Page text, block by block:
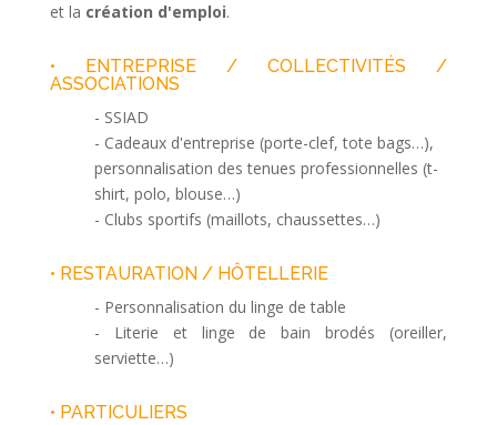
et la création d'emploi.
• ENTREPRISE / COLLECTIVITÉS /
ASSOCIATIONS
- SSIAD
- Cadeaux d'entreprise (porte-clef, tote bags…),
personnalisation des tenues professionnelles (t-
shirt, polo, blouse…)
- Clubs sportifs (maillots, chaussettes…)
• RESTAURATION / HÔTELLERIE
- Personnalisation du linge de table
- Literie et linge de bain brodés (oreiller,
serviette…)
• PARTICULIERS